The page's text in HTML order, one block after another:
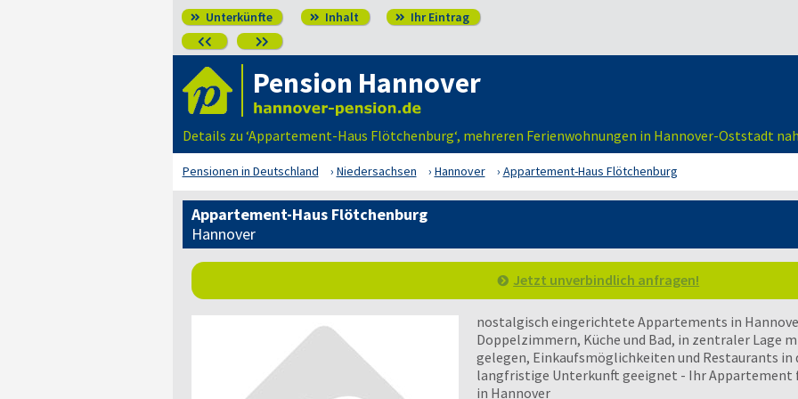
 Unterkünfte  Inhalt  Ihr Eintrag
 
Pension Hannover
Details zu ‘Appartement-Haus Flötchenburg‘, mehreren Ferienwohnungen in Hannover-Oststadt
Pensionen in Deutschland Niedersachsen Hannover Appartement-Haus Flötchenburg
Appartement-Haus Flötchenburg
Hannover
Jetzt unverbindlich anfragen!
nostalgisch eingerichtete Appartements in
Doppelzimmern, Küche und Bad, in zentraler Lage
gelegen, Einkaufsmöglichkeiten und Restaurants in
langfristige Unterkunft geeignet - Ihr Appartement
in Hannover